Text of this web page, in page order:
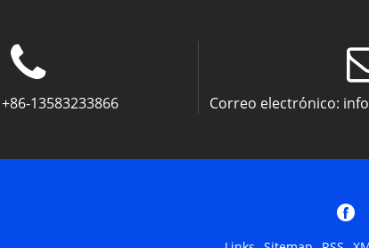
+86-13583233866 Correo electrónico: